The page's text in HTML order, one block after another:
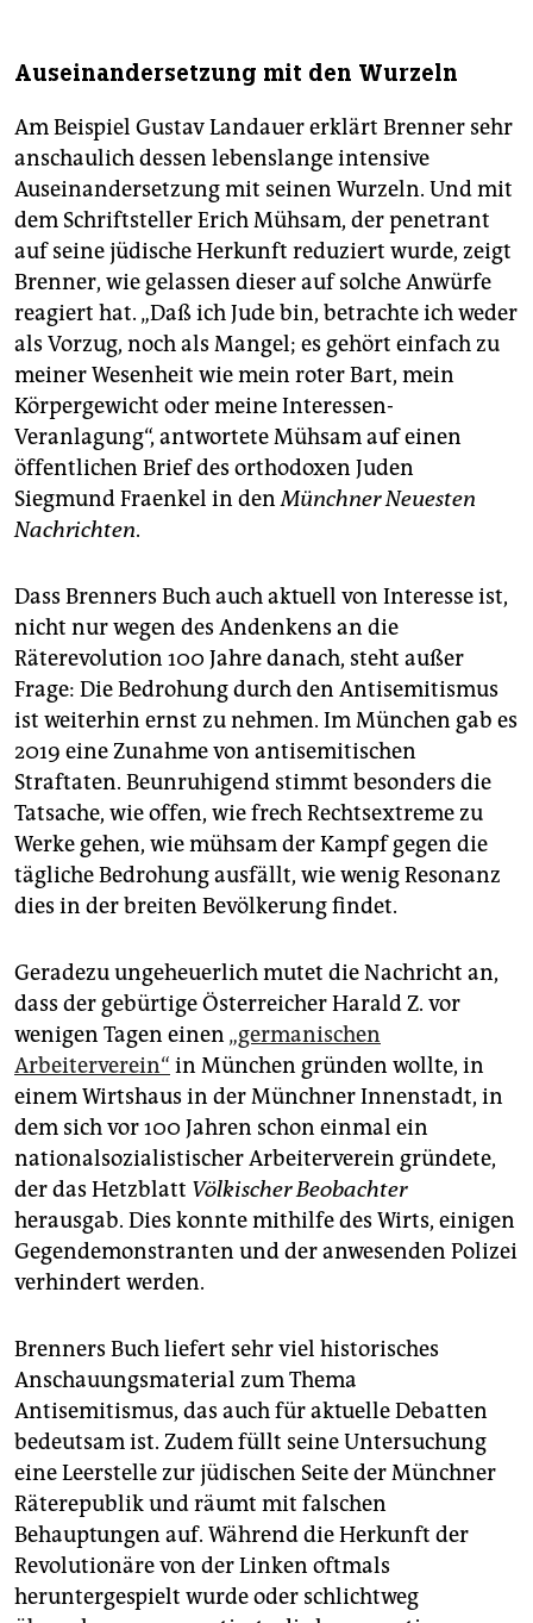
Auseinandersetzung mit den Wurzeln
Am Beispiel Gustav Landauer erklärt Brenner sehr
anschaulich dessen lebenslange intensive
Auseinandersetzung mit seinen Wurzeln. Und mit
dem Schriftsteller Erich Mühsam, der penetrant
auf seine jüdische Herkunft reduziert wurde, zeigt
Brenner, wie gelassen dieser auf solche Anwürfe
reagiert hat. „Daß ich Jude bin, betrachte ich weder
als Vorzug, noch als Mangel; es gehört einfach zu
meiner Wesenheit wie mein roter Bart, mein
Körpergewicht oder meine ­Interessen-
Veranlagung“, antwortete Mühsam auf einen
öffentlichen Brief des orthodoxen ­Juden
Siegmund ­Fraenkel in denMünchner Neuesten
Nachrichten.
Dass Brenners Buch auch aktuell von Interesse ist,
nicht nur wegen des Andenkens an die
Räterevolution 100 Jahre danach, steht außer
Frage: Die Bedrohung durch den Antisemitismus
ist weiterhin ernst zu nehmen. Im München gab es
2019 eine Zunahme von antisemitischen
Straftaten. Beunruhigend stimmt besonders die
Tatsache, wie offen, wie frech Rechtsextreme zu
Werke gehen, wie mühsam der Kampf gegen die
tägliche Bedrohung ausfällt, wie wenig Resonanz
dies in der breiten Bevölkerung findet.
Geradezu ungeheuerlich mutet die Nachricht an,
dass der gebürtige Österreicher Harald Z. vor
wenigen Tagen einen „germanischen
Arbeiterverein“ in München gründen wollte, in
einem Wirtshaus in der Münchner Innenstadt, in
dem sich vor 100 Jahren schon einmal ein
nationalsozialistischer Arbeiterverein gründete,
der das Hetzblatt Völkischer Beobachter
herausgab. Dies konnte mithilfe des Wirts, einigen
Gegendemonstranten und der anwesenden Polizei
verhindert werden.
Brenners Buch liefert sehr viel historisches
Anschauungsmaterial zum Thema
Antisemitismus, das auch für aktuelle Debatten
bedeutsam ist. Zudem füllt seine Untersuchung
eine Leerstelle zur jüdischen Seite der Münchner
Räterepublik und räumt mit falschen
Behauptungen auf. Während die Herkunft der
Revolutionäre von der Linken oftmals
heruntergespielt wurde oder schlichtweg